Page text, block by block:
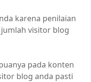
karena penilaian
visitor blog
pada konten
blog anda pasti